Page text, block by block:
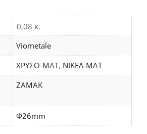
0,08 κ.
Viometale
ΧΡΥΣΟ-ΜΑΤ, ΝΙΚΕΛ-ΜΑΤ
ΖΑΜΑΚ
Φ26mm